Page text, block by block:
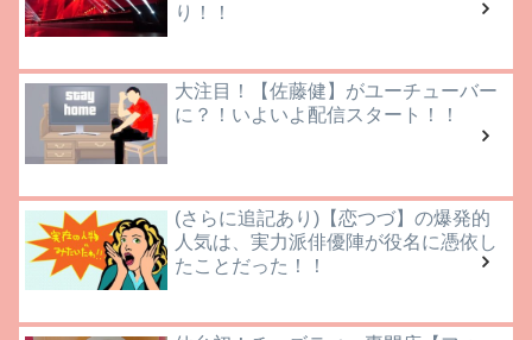
り！！
大注目！【佐藤健】がユーチューバー
に？！いよいよ配信スタート！！
(さらに追記あり)【恋つづ】の爆発的
人気は、実力派俳優陣が役名に憑依し
たことだった！！